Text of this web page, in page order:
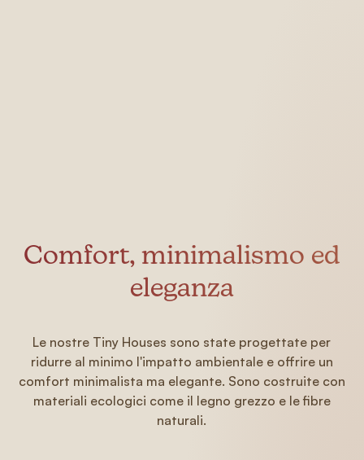
Comfort, minimalismo ed
eleganza
Le nostre Tiny Houses sono state progettate per
ridurre al minimo l'impatto ambientale e offrire un
comfort minimalista ma elegante. Sono costruite con
materiali ecologici come il legno grezzo e le fibre
naturali.